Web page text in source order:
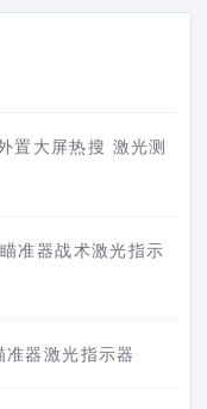
置大屏热搜 激光测
准器战术激光指示
器激光指示器